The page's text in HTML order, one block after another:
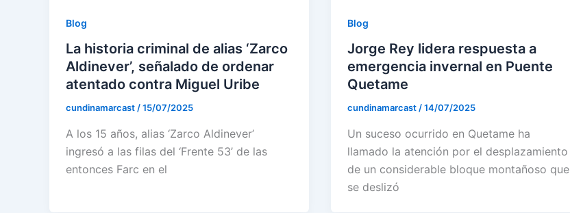
Blog
La historia criminal de alias ‘Zarco
Aldinever’, señalado de ordenar
atentado contra Miguel Uribe
cundinamarcast/15/07/2025
A los 15 años, alias ‘Zarco Aldinever’
ingresó a las filas del ‘Frente 53’ de las
entonces Farc en el
Blog
Jorge Rey lidera respuesta a
emergencia invernal en Puente
Quetame
cundinamarcast/14/07/2025
Un suceso ocurrido en Quetame ha
llamado la atención por el desplazamiento
de un considerable bloque montañoso que
se deslizó